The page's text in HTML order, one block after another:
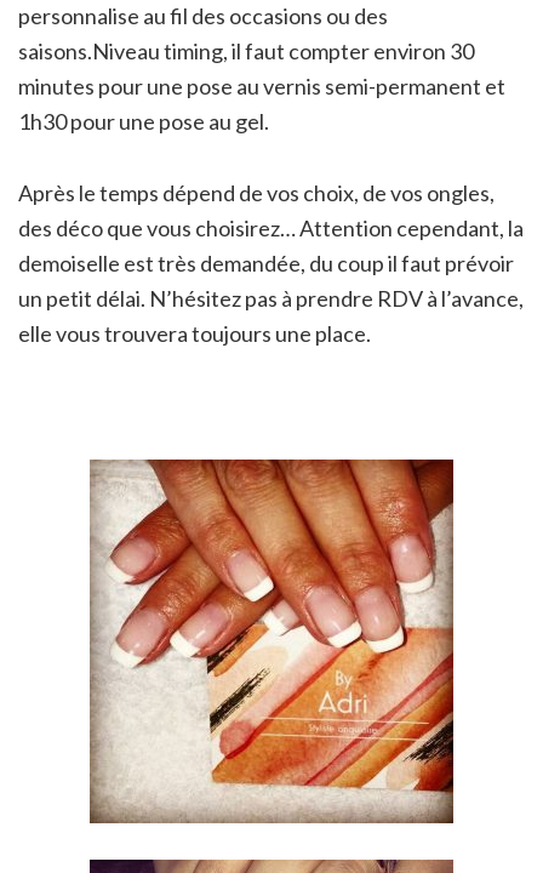
personnalise au fil des occasions ou des
saisons.Niveau timing, il faut compter environ 30
minutes pour une pose au vernis semi-permanent et
1h30 pour une pose au gel.
Après le temps dépend de vos choix, de vos ongles,
des déco que vous choisirez… Attention cependant, la
demoiselle est très demandée, du coup il faut prévoir
un petit délai. N’hésitez pas à prendre RDV à l’avance,
elle vous trouvera toujours une place.